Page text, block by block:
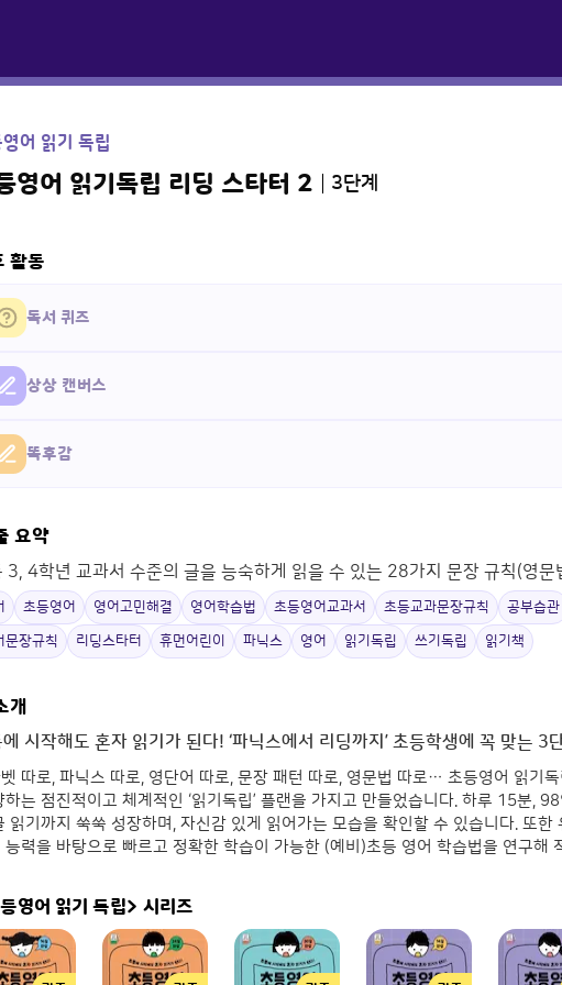
어 읽기 독립
영어 읽기독립 리딩 스타터 2 3단계
활동
독서 퀴즈
상상 캔버스
똑후감
요약
3, 4학년 교과서 수준의 글을 능숙하게 읽을 수 있는 28가지 문장 규칙(영문
초등영어 영어고민해결 영어학습법 초등영어교과서 초등교과문장규칙 공부습관
문장규칙 리딩스타터 휴먼어린이 파닉스 영어 읽기독립 쓰기독립 읽기책
개
시작해도 혼자 읽기가 된다! ‘파닉스에서 리딩까지’ 초등학생에 꼭 맞는 3
따로, 파닉스 따로, 영단어 따로, 문장 패턴 따로, 영문법 따로… 초등영어 읽기독
하는 점진적이고 체계적인 ‘읽기독립’ 플랜을 가지고 만들었습니다. 하루 15분,
읽기까지 쑥쑥 성장하며, 자신감 있게 읽어가는 모습을 확인할 수 있습니다. 또
능력을 바탕으로 빠르고 정확한 학습이 가능한 (예비)초등 영어 학습법을 연구해
영어 읽기 독립> 시리즈